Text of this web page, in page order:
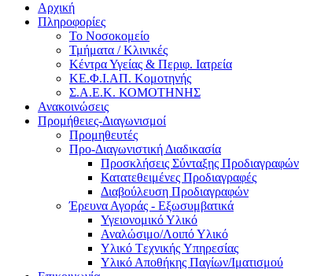
Αρχική
Πληροφορίες
Το Νοσοκομείο
Τμήματα / Κλινικές
Κέντρα Υγείας & Περιφ. Ιατρεία
ΚΕ.Φ.Ι.ΑΠ. Κομοτηνής
Σ.Α.Ε.Κ. ΚΟΜΟΤΗΝΗΣ
Ανακοινώσεις
Προμήθειες-Διαγωνισμοί
Προμηθευτές
Προ-Διαγωνιστική Διαδικασία
Προσκλήσεις Σύνταξης Προδιαγραφών
Κατατεθειμένες Προδιαγραφές
Διαβούλευση Προδιαγραφών
Έρευνα Αγοράς - Εξωσυμβατικά
Υγειονομικό Υλικό
Αναλώσιμο/Λοιπό Υλικό
Υλικό Tεχνικής Yπηρεσίας
Υλικό Αποθήκης Παγίων/Ιματισμού